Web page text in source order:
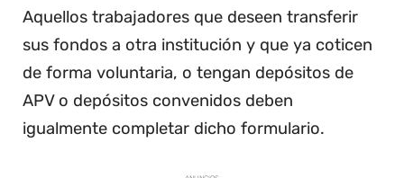
Aquellos trabajadores que deseen transferir
sus fondos a otra institución y que ya coticen
de forma voluntaria, o tengan depósitos de
APV o depósitos convenidos deben
igualmente completar dicho formulario.